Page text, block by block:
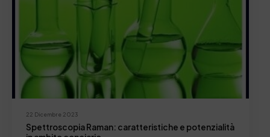
22 Dicembre 2023
Spettroscopia Raman: caratteristiche e potenzialità